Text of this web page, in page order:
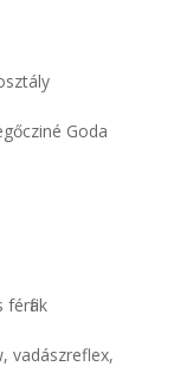
Goda
vadászreflex,